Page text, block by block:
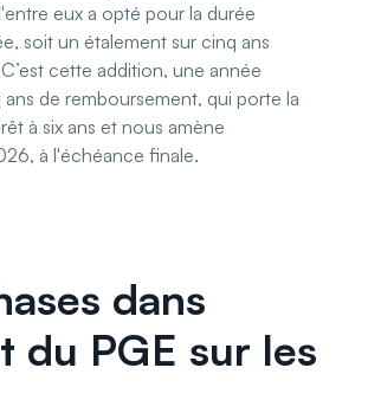
eux a opté pour la durée
soit un étalement sur cinq ans
cette addition, une année
de remboursement, qui porte la
à six ans et nous amène
à l'échéance finale.
dans
du PGE sur les